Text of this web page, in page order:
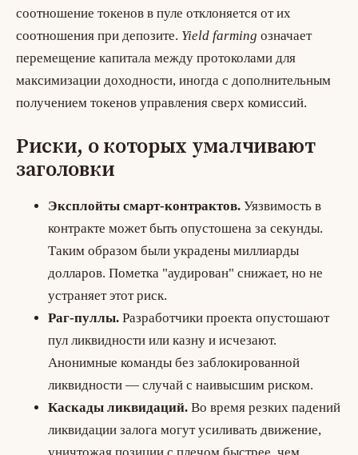
соотношение токенов в пуле отклоняется от их
соотношения при депозите. Yield farming означает
перемещение капитала между протоколами для
максимизации доходности, иногда с дополнительным
получением токенов управления сверх комиссий.
Риски, о которых умалчивают
заголовки
Эксплойты смарт-контрактов. Уязвимость в
контракте может быть опустошена за секунды.
Таким образом были украдены миллиарды
долларов. Пометка "аудирован" снижает, но не
устраняет этот риск.
Раг-пуллы. Разработчики проекта опустошают
пул ликвидности или казну и исчезают.
Анонимные команды без заблокированной
ликвидности — случай с наивысшим риском.
Каскады ликвидаций. Во время резких падений
ликвидации залога могут усиливать движение,